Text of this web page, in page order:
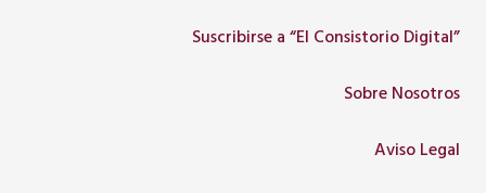
Suscribirse a “El Consistorio Digital”
Sobre Nosotros
Aviso Legal